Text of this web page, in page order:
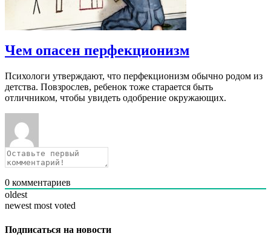
Чем опасен перфекционизм
Психологи утверждают, что перфекционизм обычно родом из
детства. Повзрослев, ребенок тоже старается быть
отличником, чтобы увидеть одобрение окружающих.
0 комментариев
oldest
newest most voted
Подписаться на новости